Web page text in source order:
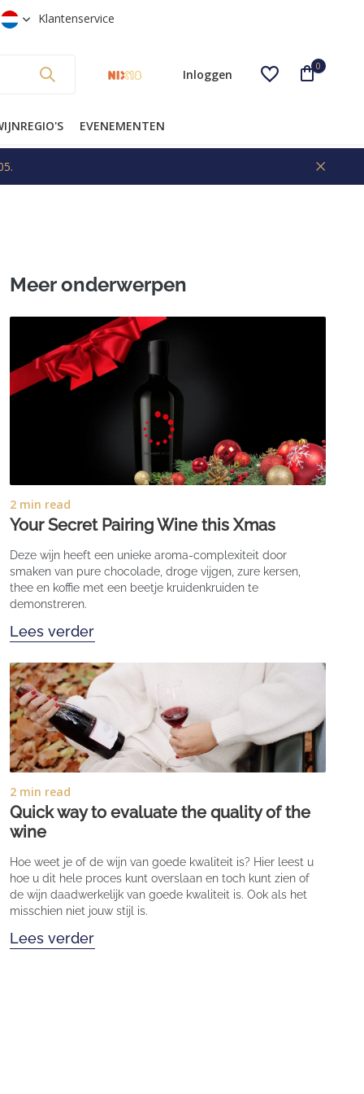
€99* (NL)
Klantenservice
Inloggen
0
EVENEMENTEN
Meer onderwerpen
2 min read
Your Secret Pairing Wine this Xmas
Deze wijn heeft een unieke aroma-complexiteit door
smaken van pure chocolade, droge vijgen, zure kersen,
thee en koffie met een beetje kruidenkruiden te
demonstreren.
Lees verder
2 min read
Quick way to evaluate the quality of the
wine
Hoe weet je of de wijn van goede kwaliteit is? Hier leest u
hoe u dit hele proces kunt overslaan en toch kunt zien of
de wijn daadwerkelijk van goede kwaliteit is. Ook als het
misschien niet jouw stijl is.
Lees verder